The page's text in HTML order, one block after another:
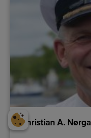
Christian A.